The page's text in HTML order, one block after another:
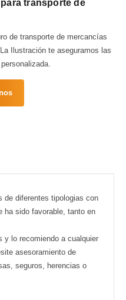
transporte de
de transporte de mercancías
Ilustración te aseguramos las
de diferentes tipologias con
ha sido favorable, tanto en
y lo recomiendo a cualquier
asesoramiento de
seguros, herencias o